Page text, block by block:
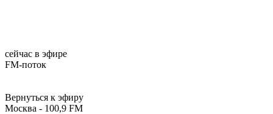
сейчас в эфире
FM-поток
Вернуться к эфиру
Москва - 100,9 FM